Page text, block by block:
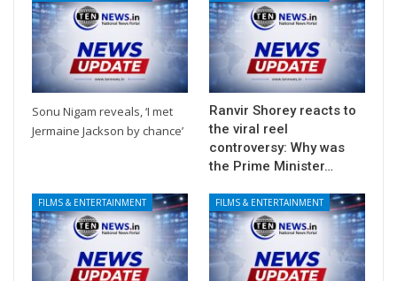
Sonu Nigam reveals, ‘I met
Jermaine Jackson by chance’
Ranvir Shorey reacts to
the viral reel
controversy: Why was
the Prime Minister…
FILMS & ENTERTAINMENT FILMS & ENTERTAINMENT